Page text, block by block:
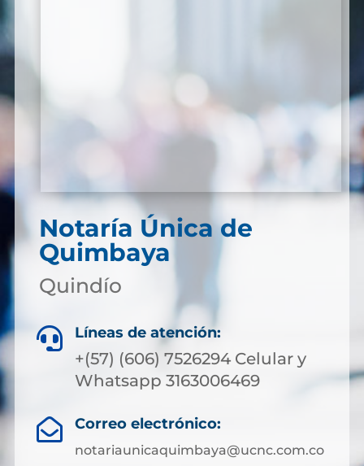
Notaría Única de
Quimbaya
Quindío
 Líneas de atención:
+(57) (606) 7526294 Celular y
Whatsapp 3163006469
 Correo electrónico:
notariaunicaquimbaya@ucnc.com.co